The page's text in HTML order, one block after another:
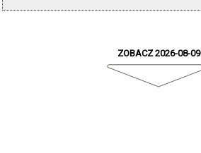
ZOBACZ 2026-08-09